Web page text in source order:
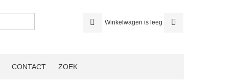
Winkelwagen is leeg
CONTACT ZOEK